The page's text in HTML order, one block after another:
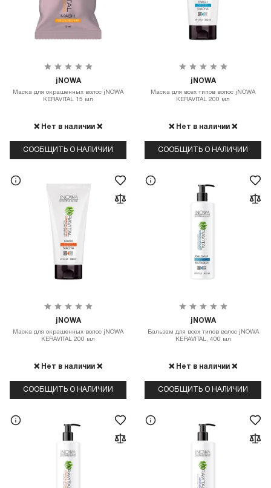
jNOWA
Маска для окрашенных волос jNOWA
KERAVITAL 15 мл
❌ Нет в наличии ❌
СООБЩИТЬ О НАЛИЧИИ
jNOWA
Маска для всех типов волос jNOWA
KERAVITAL 200 мл
❌ Нет в наличии ❌
СООБЩИТЬ О НАЛИЧИИ
jNOWA
Маска для окрашенных волос jNOWA
KERAVITAL 200 мл
❌ Нет в наличии ❌
СООБЩИТЬ О НАЛИЧИИ
jNOWA
Бальзам для всех типов волос jNOWA
KERAVITAL, 400 мл
❌ Нет в наличии ❌
СООБЩИТЬ О НАЛИЧИИ